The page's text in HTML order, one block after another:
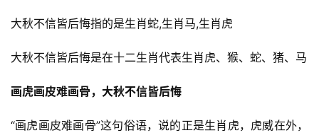
大秋不信皆后悔指的是生肖蛇,生肖马,生肖虎
大秋不信皆后悔是在十二生肖代表生肖虎、猴、蛇、猪、马
画虎画皮难画骨，大秋不信皆后悔
“画虎画皮难画骨”这句俗语，说的正是生肖虎，虎威在外，